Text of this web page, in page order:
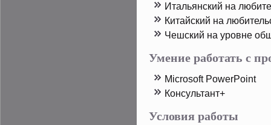
Итальянский на
Китайский на
Чешский на урοвне
Умение работать с
Microsoft PowerPoint
Консультант+
Условия работы